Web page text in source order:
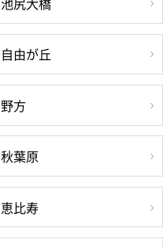
自由が丘
野方
秋葉原
恵比寿